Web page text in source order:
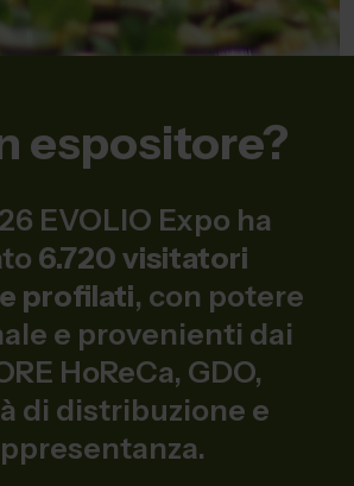
espositore?
EVOLIO Expo ha
6.720 visitatori
profilati, con potere
e provenienti dai
HoReCa, GDO,
di distribuzione e